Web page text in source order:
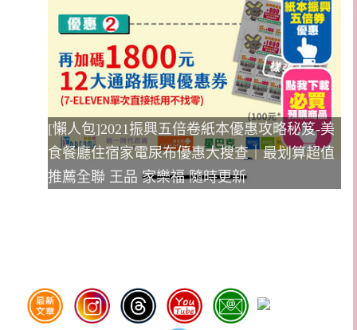
[懶人包]2021振興五倍卷紙本優惠攻略秘笈-美
食餐廳住宿家電尿布優惠大搜查｜最划算超值
推薦全聯 王品 家樂福 隨時更新